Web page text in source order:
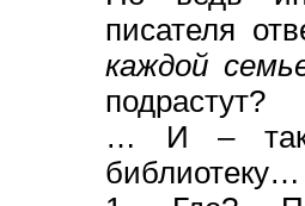
писателя
каждой
подрастут?
… И – так
библиотеку…